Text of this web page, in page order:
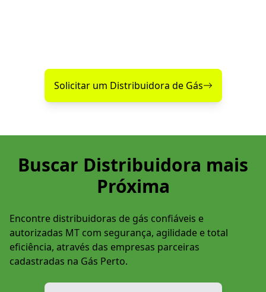
Solicitar um Distribuidora de Gás
Buscar Distribuidora mais
Próxima
Encontre distribuidoras de gás confiáveis e
autorizadas MT com segurança, agilidade e total
eficiência, através das empresas parceiras
cadastradas na Gás Perto.